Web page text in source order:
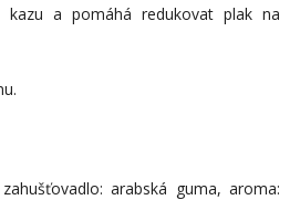
a pomáhá redukovat plak na
arabská guma, aroma: